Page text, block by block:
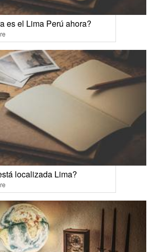
es el Lima Perú ahora?
localizada Lima?